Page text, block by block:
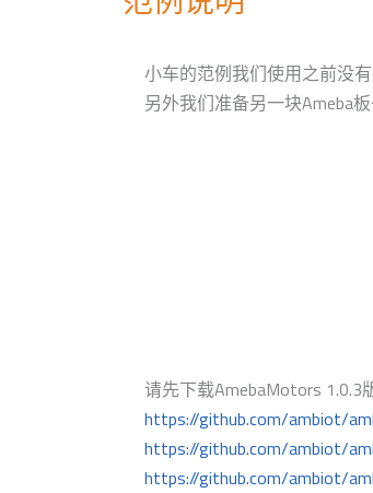
小车的范例我们使用之前没
另外我们准备另一块Ameba
请先下载AmebaMotors 1.0.3
https://github.com/ambiot/
https://github.com/ambiot/
https://github.com/ambiot/